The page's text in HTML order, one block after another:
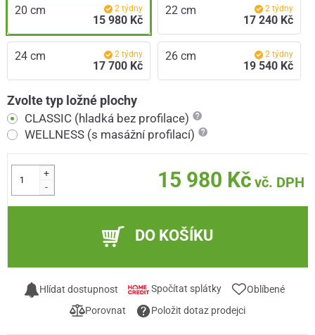
20 cm 2 týdny
15 980 Kč
22 cm 2 týdny
17 240 Kč
24 cm 2 týdny
17 700 Kč
26 cm 2 týdny
19 540 Kč
Zvolte typ ložné plochy
CLASSIC (hladká bez profilace)
WELLNESS (s masážní profilací)
+
-
15 980 Kč vč. DPH
DO KOŠÍKU
Hlídat dostupnost Spočítat splátky
Oblíbené
Porovnat
Položit dotaz prodejci